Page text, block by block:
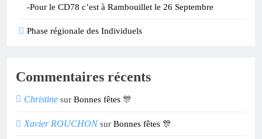
-Pour le CD78 c’est à Rambouillet le 26 Septembre
Phase régionale des Individuels
Commentaires récents
Christine sur Bonnes fêtes 🎊
Xavier ROUCHONsur Bonnes fêtes 🎊